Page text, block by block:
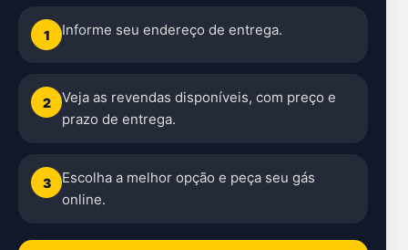
1 Informe seu endereço de entrega.
2
Veja as revendas disponíveis, com preço e
prazo de entrega.
3
Escolha a melhor opção e peça seu gás
online.